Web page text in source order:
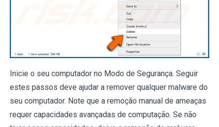
Inicie o seu computador no Modo de Segurança. Seguir
estes passos deve ajudar a remover qualquer malware do
seu computador. Note que a remoção manual de ameaças
requer capacidades avançadas de computação. Se não